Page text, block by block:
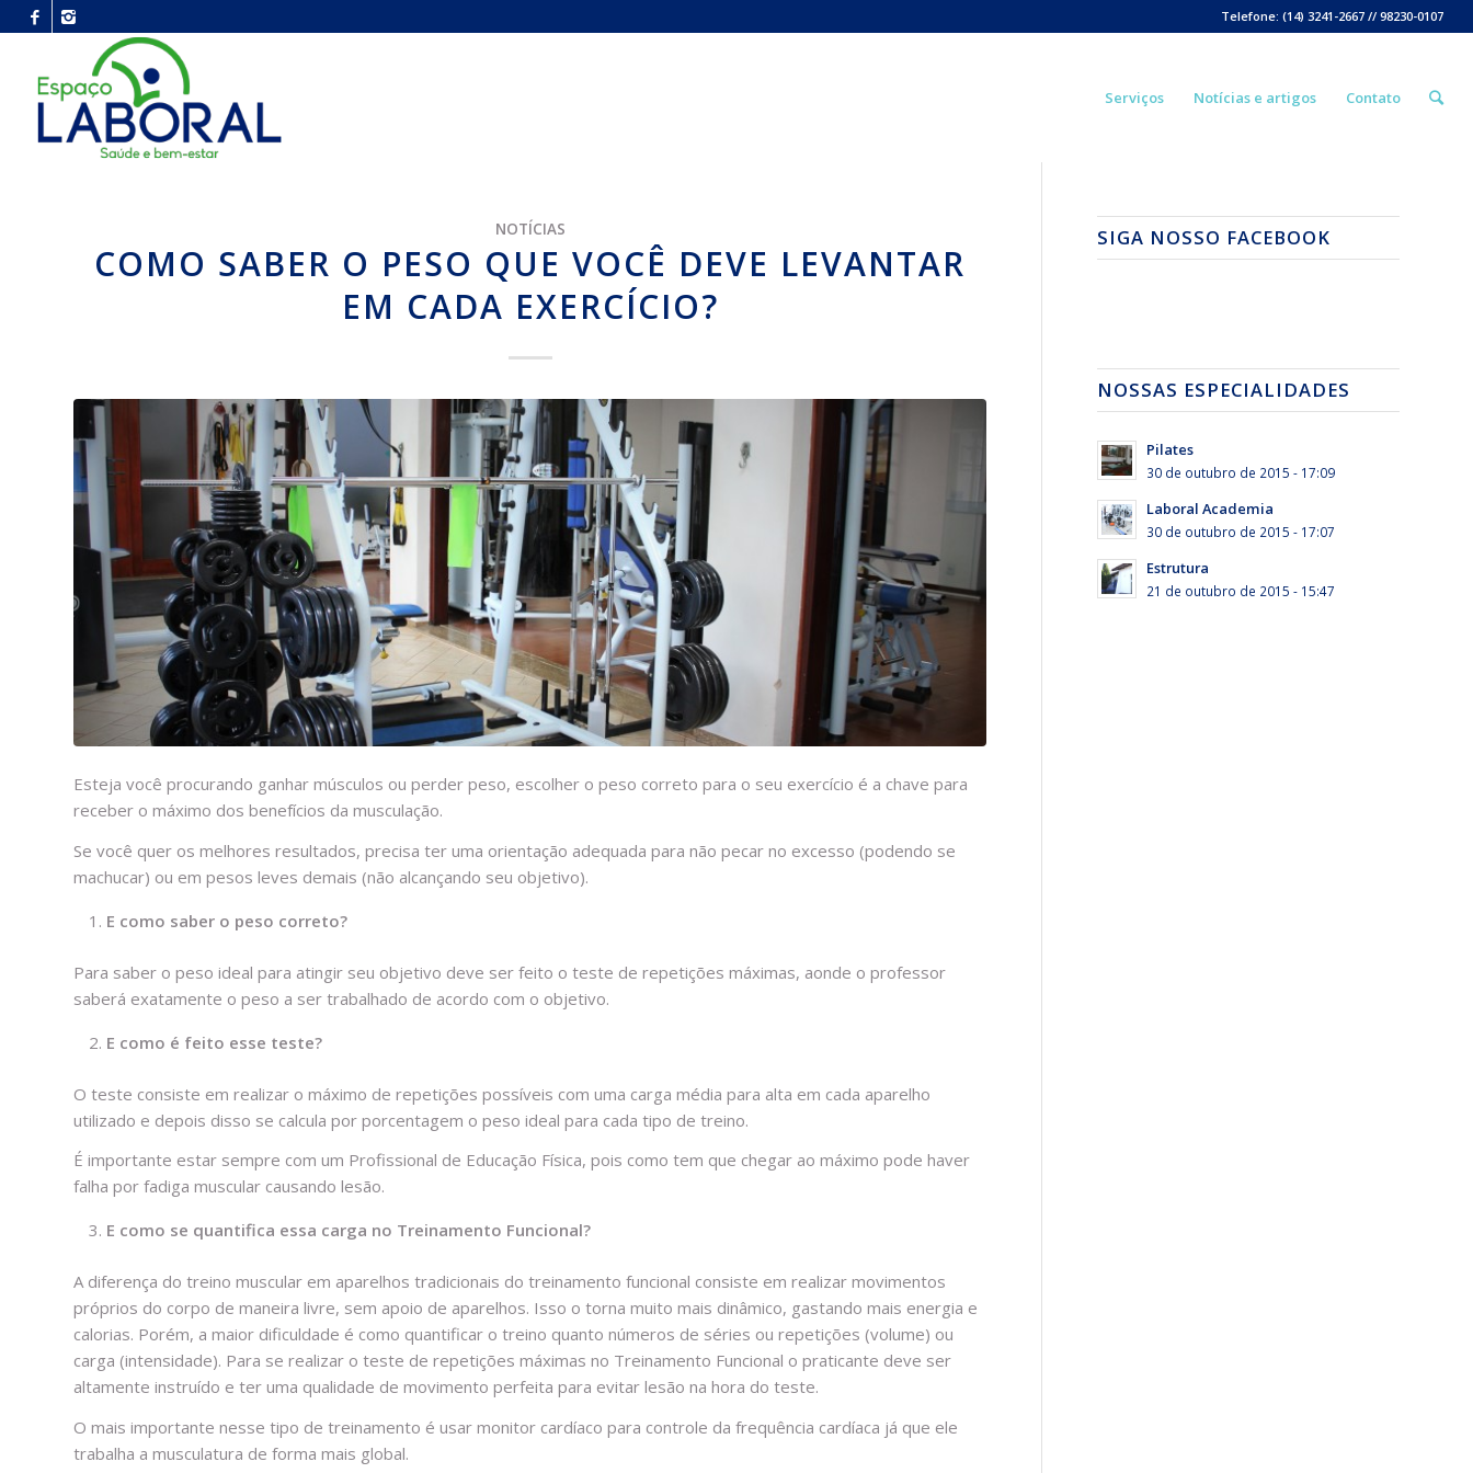
Telefone: (14) 3241-2667 // 98230-0107
Serviços Notícias e artigos Contato
NOTÍCIAS
COMO SABER O PESO QUE VOCÊ DEVE LEVANTAR
EM CADA EXERCÍCIO?
Esteja você procurando ganhar músculos ou perder peso, escolher o peso correto para o seu exercício é a chave para
receber o máximo dos benefícios da musculação.
Se você quer os melhores resultados, precisa ter uma orientação adequada para não pecar no excesso (podendo se
machucar) ou em pesos leves demais (não alcançando seu objetivo).
E como saber o peso correto?
Para saber o peso ideal para atingir seu objetivo deve ser feito o teste de repetições máximas, aonde o professor
saberá exatamente o peso a ser trabalhado de acordo com o objetivo.
E como é feito esse teste?
O teste consiste em realizar o máximo de repetições possíveis com uma carga média para alta em cada aparelho
utilizado e depois disso se calcula por porcentagem o peso ideal para cada tipo de treino.
É importante estar sempre com um Profissional de Educação Física, pois como tem que chegar ao máximo pode haver
falha por fadiga muscular causando lesão.
E como se quantifica essa carga no Treinamento Funcional?
A diferença do treino muscular em aparelhos tradicionais do treinamento funcional consiste em realizar movimentos
próprios do corpo de maneira livre, sem apoio de aparelhos. Isso o torna muito mais dinâmico, gastando mais energia e
calorias. Porém, a maior dificuldade é como quantificar o treino quanto números de séries ou repetições (volume) ou
carga (intensidade). Para se realizar o teste de repetições máximas no Treinamento Funcional o praticante deve ser
altamente instruído e ter uma qualidade de movimento perfeita para evitar lesão na hora do teste.
O mais importante nesse tipo de treinamento é usar monitor cardíaco para controle da frequência cardíaca já que ele
trabalha a musculatura de forma mais global.
SIGA NOSSO FACEBOOK
NOSSAS ESPECIALIDADES
Pilates
30 de outubro de 2015 - 17:09
Laboral Academia
30 de outubro de 2015 - 17:07
Estrutura
21 de outubro de 2015 - 15:47